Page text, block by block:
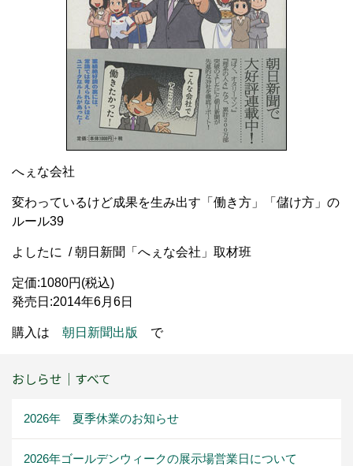
へぇな会社
変わっているけど成果を生み出す「働き方」「儲け方」の
ルール39
よしたに / 朝日新聞「へぇな会社」取材班
定価:1080円(税込)
発売日:2014年6月6日
購入は 朝日新聞出版 で
おしらせ｜すべて
2026年 夏季休業のお知らせ
2026年ゴールデンウィークの展示場営業日について